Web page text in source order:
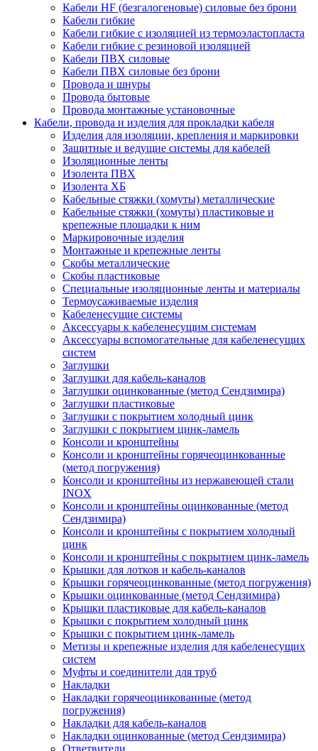
Кабели HF (безгалогеновые) силовые без брони
Кабели гибкие
Кабели гибкие с изоляцией из термоэластопласта
Кабели гибкие с резиновой изоляцией
Кабели ПВХ силовые
Кабели ПВХ силовые без брони
Провода и шнуры
Провода бытовые
Провода монтажные установочные
Кабели, провода и изделия для прокладки кабеля
Изделия для изоляции, крепления и маркировки
Защитные и ведущие системы для кабелей
Изоляционные ленты
Изолента ПВХ
Изолента ХБ
Кабельные стяжки (хомуты) металлические
Кабельные стяжки (хомуты) пластиковые и
крепежные площадки к ним
Маркировочные изделия
Монтажные и крепежные ленты
Скобы металлические
Скобы пластиковые
Специальные изоляционные ленты и материалы
Термоусаживаемые изделия
Кабеленесущие системы
Аксессуары к кабеленесущим системам
Аксессуары вспомогательные для кабеленесущих
систем
Заглушки
Заглушки для кабель-каналов
Заглушки оцинкованные (метод Сендзимира)
Заглушки пластиковые
Заглушки с покрытием холодный цинк
Заглушки с покрытием цинк-ламель
Консоли и кронштейны
Консоли и кронштейны горячеоцинкованные
(метод погружения)
Консоли и кронштейны из нержавеющей стали
INOX
Консоли и кронштейны оцинкованные (метод
Сендзимира)
Консоли и кронштейны с покрытием холодный
цинк
Консоли и кронштейны с покрытием цинк-ламель
Крышки для лотков и кабель-каналов
Крышки горячеоцинкованные (метод погружения)
Крышки оцинкованные (метод Сендзимира)
Крышки пластиковые для кабель-каналов
Крышки с покрытием холодный цинк
Крышки с покрытием цинк-ламель
Метизы и крепежные изделия для кабеленесущих
систем
Муфты и соединители для труб
Накладки
Накладки горячеоцинкованные (метод
погружения)
Накладки для кабель-каналов
Накладки оцинкованные (метод Сендзимира)
Ответвители